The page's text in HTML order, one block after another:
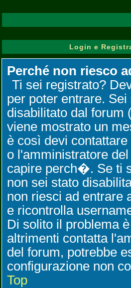
Login e
Perché non riesco
Ti sei registrato?
per poter entrare. Sei
disabilitato dal forum
viene mostrato un
è così devi
o l'amministratore
capire perch�. Se ti
non sei stato
non riesci ad entrare
e ricontrolla
Di solito il problema
altrimenti contatta
del forum, potrebbe
configurazione non
Top